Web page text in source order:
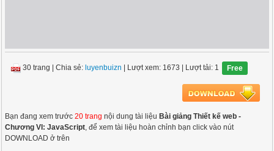
30 trang |Chia sẻ: luyenbuizn | Lượt xem: 1673 | Lượt tải: 1 Free
Bạn đang xem trước20 trang nội dung tài liệu Bài giảng Thiết kế web -
Chương VI: JavaScript, để xem tài liệu hoàn chỉnh bạn click vào nút
DOWNLOAD ở trên